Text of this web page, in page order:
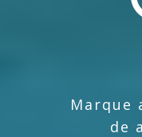
Marque
de